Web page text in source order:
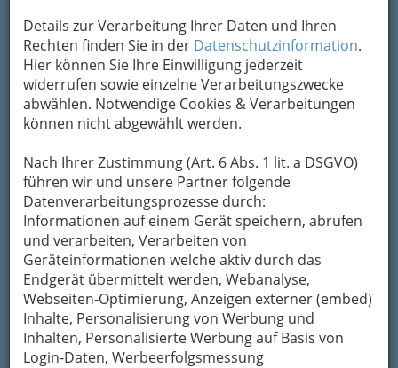
Details zur Verarbeitung Ihrer Daten und Ihren
Rechten finden Sie in der Datenschutzinformation.
Hier können Sie Ihre Einwilligung jederzeit
widerrufen sowie einzelne Verarbeitungszwecke
abwählen. Notwendige Cookies & Verarbeitungen
können nicht abgewählt werden.
Nach Ihrer Zustimmung (Art. 6 Abs. 1 lit. a DSGVO)
führen wir und unsere Partner folgende
Datenverarbeitungsprozesse durch:
Informationen auf einem Gerät speichern, abrufen
und verarbeiten, Verarbeiten von
Geräteinformationen welche aktiv durch das
Endgerät übermittelt werden, Webanalyse,
Webseiten-Optimierung, Anzeigen externer (embed)
Inhalte, Personalisierung von Werbung und
Inhalten, Personalisierte Werbung auf Basis von
Login-Daten, Werbeerfolgsmessung
Kontaktaufnahme
Um die Info-Graz Firmenvor Spam-Mails zu
bewahren, verwenden wir an dieser Stelle zur
Übermittlung Ihrer Nachricht ein sicheres
Formular. Ihre Nachricht wird nach dem
Absenden umgehend per Mail an das
weitergeleitet.
Mein Name
Meine Email Adresse
Mein Betreff